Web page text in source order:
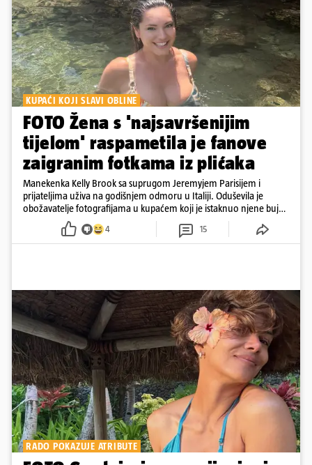
KUPAĆI KOJI SLAVI OBLINE
FOTO Žena s 'najsavršenijim
tijelom' raspametila je fanove
zaigranim fotkama iz plićaka
Manekenka Kelly Brook sa suprugom Jeremyjem Parisijem i
prijateljima uživa na godišnjem odmoru u Italiji. Oduševila je
obožavatelje fotografijama u kupaćem koji je istaknuo njene bujne
4 15
RADO POKAZUJE ATRIBUTE